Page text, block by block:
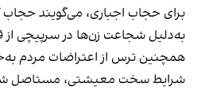
برای حجاب اجباری، می‌گویند حجاب
به‌دلیل شجاعت زن‌ها در سرپیچی از
همچنین ترس از اعتراضات مردم
شرایط سخت معیشتی، مستاصل